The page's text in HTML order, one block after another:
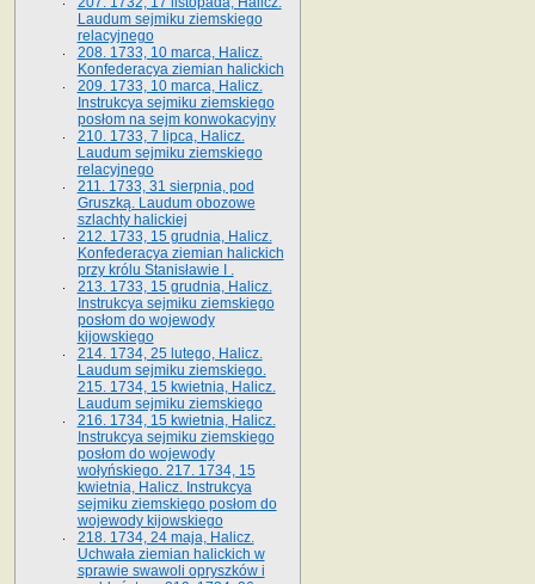
Laudum sejmiku ziemskiego
relacyjnego
208. 1733, 10 marca, Halicz.
Konfederacya ziemian halickich­
209. 1733, 10 marca, Halicz.
Instrukcya sejmiku ziemskiego
posłom na sejm konwokacyjny
210. 1733, 7 lipca, Halicz.
Laudum sejmiku ziemskiego
relacyjnego
211. 1733, 31 sierpnia, pod
Gruszką. Laudum obozowe
szlachty halickiej
212. 1733, 15 grudnia, Halicz.
Konfederacya ziemian halickich
przy królu Stanisławie I .
213. 1733, 15 grudnia, Halicz.
Instrukcya sejmiku ziemskiego
posłom do wojewody
kijowskiego
214. 1734, 25 lutego, Halicz.
Laudum sejmiku ziemskiego.
215. 1734, 15 kwietnia, Halicz.
Laudum sejmiku ziemskiego
216. 1734, 15 kwietnia, Halicz.
Instrukcya sejmiku ziemskiego
posłom do wojewody
wołyńskiego. 217. 1734, 15
kwietnia, Halicz. Instrukcya
sejmiku ziemskiego posłom do
wojewody kijowskiego
218. 1734, 24 maja, Halicz.
Uchwała ziemian halickich w
sprawie swawoli opryszków i